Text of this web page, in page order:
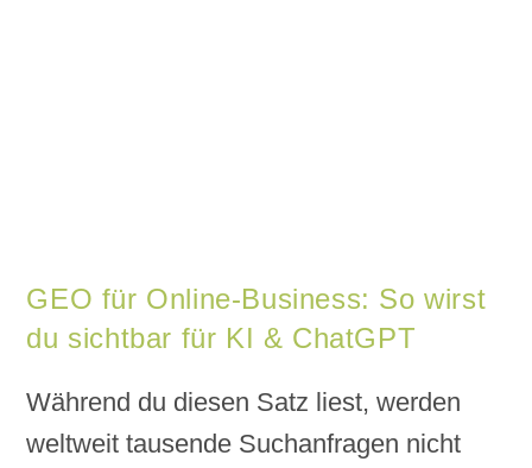
GEO für Online-Business: So wirst
du sichtbar für KI & ChatGPT
Während du diesen Satz liest, werden
weltweit tausende Suchanfragen nicht